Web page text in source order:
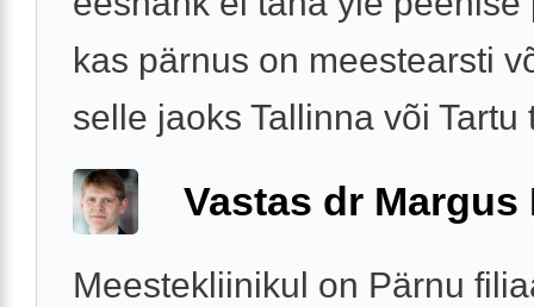
kas pärnus on meestearsti
selle jaoks Tallinna või Tartu
Vastas dr Margus
Meestekliinikul on Pärnu